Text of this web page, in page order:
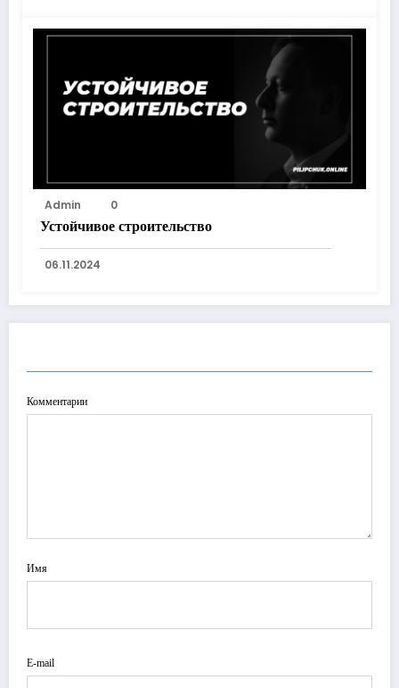
Admin
0
Устойчивое строительство
06.11.2024
Комментарии
Имя
E-mail